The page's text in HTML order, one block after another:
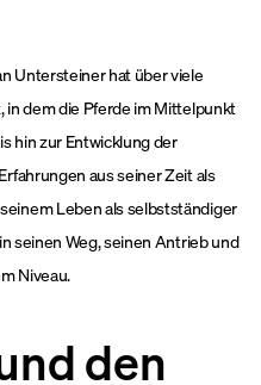
Untersteiner hat über viele
in dem die Pferde im Mittelpunkt
hin zur Entwicklung der
aus seiner Zeit als
Leben als selbstständiger
seinen Weg, seinen Antrieb und
Niveau.
den